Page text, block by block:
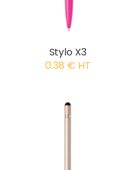
Stylo X3
0.38 € HT